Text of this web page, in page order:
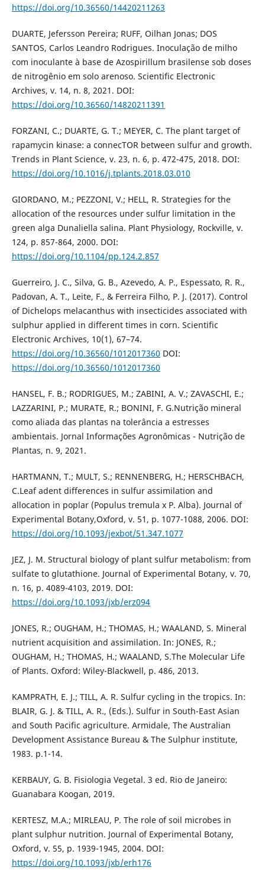
https://doi.org/10.36560/14420211263
DUARTE, Jefersson Pereira; RUFF, Oilhan Jonas; DOS
SANTOS, Carlos Leandro Rodrigues. Inoculação de milho
com inoculante à base de Azospirillum brasilense sob doses
de nitrogênio em solo arenoso. Scientific Electronic
Archives, v. 14, n. 8, 2021. DOI:
https://doi.org/10.36560/14820211391
FORZANI, C.; DUARTE, G. T.; MEYER, C. The plant target of
rapamycin kinase: a connecTOR between sulfur and growth.
Trends in Plant Science, v. 23, n. 6, p. 472-475, 2018. DOI:
https://doi.org/10.1016/j.tplants.2018.03.010
GIORDANO, M.; PEZZONI, V.; HELL, R. Strategies for the
allocation of the resources under sulfur limitation in the
green alga Dunaliella salina. Plant Physiology, Rockville, v.
124, p. 857-864, 2000. DOI:
https://doi.org/10.1104/pp.124.2.857
Guerreiro, J. C., Silva, G. B., Azevedo, A. P., Espessato, R. R.,
Padovan, A. T., Leite, F., & Ferreira Filho, P. J. (2017). Control
of Dichelops melacanthus with insecticides associated with
sulphur applied in different times in corn. Scientific
Electronic Archives, 10(1), 67–74.
https://doi.org/10.36560/1012017360 DOI:
https://doi.org/10.36560/1012017360
HANSEL, F. B.; RODRIGUES, M.; ZABINI, A. V.; ZAVASCHI, E.;
LAZZARINI, P.; MURATE, R.; BONINI, F. G.Nutrição mineral
como aliada das plantas na tolerância a estresses
ambientais. Jornal Informações Agronômicas - Nutrição de
Plantas, n. 9, 2021.
HARTMANN, T.; MULT, S.; RENNENBERG, H.; HERSCHBACH,
C.Leaf adent differences in sulfur assimilation and
allocation in poplar (Populus tremula x P. Alba). Journal of
Experimental Botany,Oxford, v. 51, p. 1077-1088, 2006. DOI:
https://doi.org/10.1093/jexbot/51.347.1077
JEZ, J. M. Structural biology of plant sulfur metabolism: from
sulfate to glutathione. Journal of Experimental Botany, v. 70,
n. 16, p. 4089-4103, 2019. DOI:
https://doi.org/10.1093/jxb/erz094
JONES, R.; OUGHAM, H.; THOMAS, H.; WAALAND, S. Mineral
nutrient acquisition and assimilation. In: JONES, R.;
OUGHAM, H.; THOMAS, H.; WAALAND, S.The Molecular Life
of Plants. Oxford: Wiley-Blackwell, p. 486, 2013.
KAMPRATH, E. J.; TILL, A. R. Sulfur cycling in the tropics. In:
BLAIR, G. J. & TILL, A. R., (Eds.). Sulfur in South-East Asian
and South Pacific agriculture. Armidale, The Australian
Development Assistance Bureau & The Sulphur institute,
1983. p.1-14.
KERBAUY, G. B. Fisiologia Vegetal. 3 ed. Rio de Janeiro:
Guanabara Koogan, 2019.
KERTESZ, M.A.; MIRLEAU, P. The role of soil microbes in
plant sulphur nutrition. Journal of Experimental Botany,
Oxford, v. 55, p. 1939-1945, 2004. DOI:
https://doi.org/10.1093/jxb/erh176